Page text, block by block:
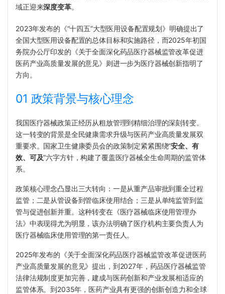
域正迎来深度变革。
2023年发布的《“十四五”大型医用设备配置规划》明确提出了
全国大型医用设备配置的总体目标和实施路径，而2025年初国
务院办公厅印发的《关于全面深化药品医疗器械监管改革促进
医药产业高质量发展的意见》则进一步为医疗器械创新指明了
方向。
01 政策背景与核心理念
我国医疗器械政策正经历从粗放管理到精细治理的深刻转变。
这一转变的背景是全民健康需求升级与医药产业高质量发展双
重要求。国家卫生健康委员会的政策制定紧紧围绕“安全、有
效、可及”六字方针，构建了覆盖医疗器械全生命周期的监管体
系。
政策核心理念凸显出三大转向：一是从重产品审批到重全过程
监管；二是从管设备到管临床使用结合；三是从单纯监管到监
管与促进创新并重。这种转变在《医疗器械临床使用管理办
法》中表现得尤为明显，该办法明确了医疗机构主要负责人为
医疗器械临床使用管理的第一责任人。
2025年发布的《关于全面深化药品医疗器械监管改革促进医药
产业高质量发展的意见》提出，到2027年，药品医疗器械监管
法律法规制度更加完善，建成与医药创新和产业发展相适应的
监管体系。到2035年，医药产业具有更强的创新创造力和全球